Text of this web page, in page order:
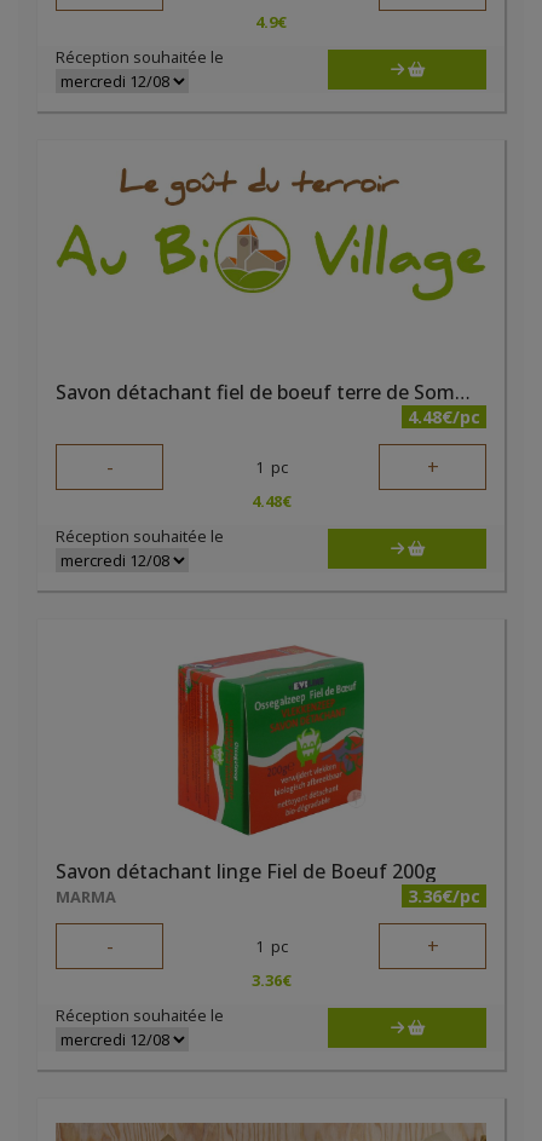
4.9€
Réception souhaitée le
Savon détachant fiel de boeuf terre de Sommières
4.48€/pc
- 1 pc +
4.48€
Réception souhaitée le
Savon détachant linge Fiel de Boeuf 200g
MARMA 3.36€/pc
- 1 pc +
3.36€
Réception souhaitée le